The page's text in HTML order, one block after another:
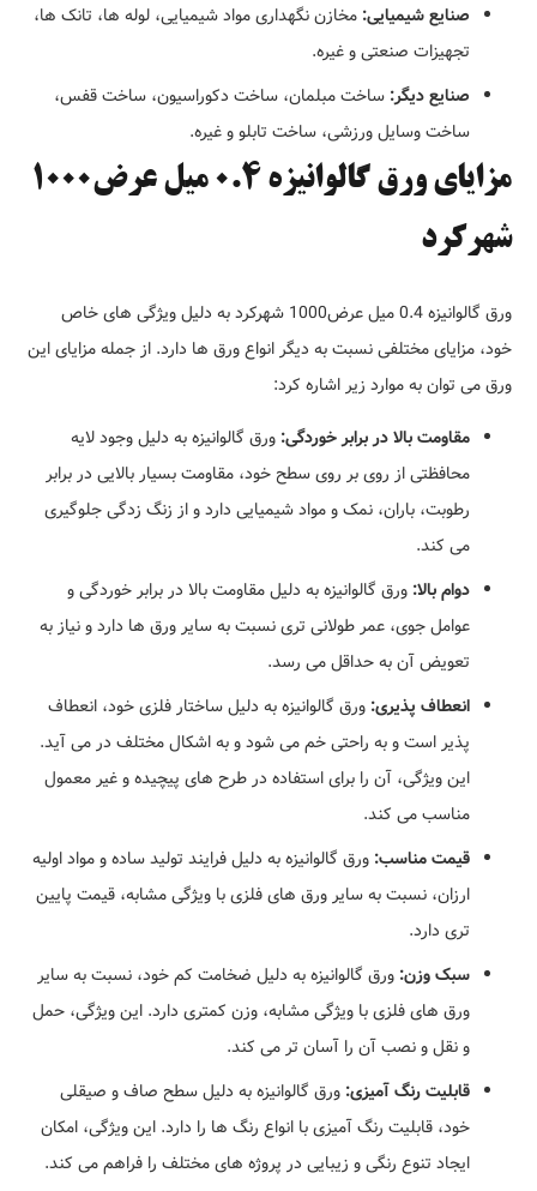
صنایع شیمیایی: مخازن نگهداری مواد شیمیایی، لوله ها، تانک ها،
تجهیزات صنعتی و غیره.
صنایع دیگر: ساخت مبلمان، ساخت دکوراسیون، ساخت قفس،
ساخت وسایل ورزشی، ساخت تابلو و غیره.
مزایای ورق گالوانیزه 0.4 میل عرض1000
شهرکرد
ورق گالوانیزه 0.4 میل عرض1000 شهرکرد به دلیل ویژگی های خاص
خود، مزایای مختلفی نسبت به دیگر انواع ورق ها دارد. از جمله مزایای این
ورق می توان به موارد زیر اشاره کرد:
مقاومت بالا در برابر خوردگی: ورق گالوانیزه به دلیل وجود لایه
محافظتی از روی بر روی سطح خود، مقاومت بسیار بالایی در برابر
رطوبت، باران، نمک و مواد شیمیایی دارد و از زنگ زدگی جلوگیری
می کند.
دوام بالا: ورق گالوانیزه به دلیل مقاومت بالا در برابر خوردگی و
عوامل جوی، عمر طولانی تری نسبت به سایر ورق ها دارد و نیاز به
تعویض آن به حداقل می رسد.
انعطاف پذیری: ورق گالوانیزه به دلیل ساختار فلزی خود، انعطاف
پذیر است و به راحتی خم می شود و به اشکال مختلف در می آید.
این ویژگی، آن را برای استفاده در طرح های پیچیده و غیر معمول
مناسب می کند.
قیمت مناسب: ورق گالوانیزه به دلیل فرایند تولید ساده و مواد اولیه
ارزان، نسبت به سایر ورق های فلزی با ویژگی مشابه، قیمت پایین
تری دارد.
سبک وزن: ورق گالوانیزه به دلیل ضخامت کم خود، نسبت به سایر
ورق های فلزی با ویژگی مشابه، وزن کمتری دارد. این ویژگی، حمل
و نقل و نصب آن را آسان تر می کند.
قابلیت رنگ آمیزی: ورق گالوانیزه به دلیل سطح صاف و صیقلی
خود، قابلیت رنگ آمیزی با انواع رنگ ها را دارد. این ویژگی، امکان
ایجاد تنوع رنگی و زیبایی در پروژه های مختلف را فراهم می کند.